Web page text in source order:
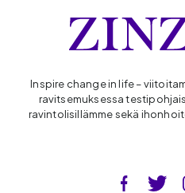
Inspire change in life –
ravitsemuksessa
ravintolisillämme sekä